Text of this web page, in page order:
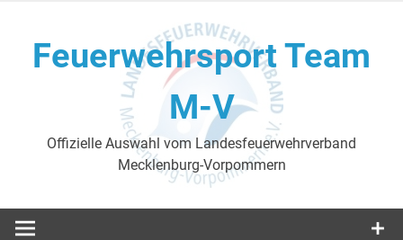
contentFeuerwehrsport Team
M-V
Offizielle Auswahl vom Landesfeuerwehrverband
Mecklenburg-Vorpommern